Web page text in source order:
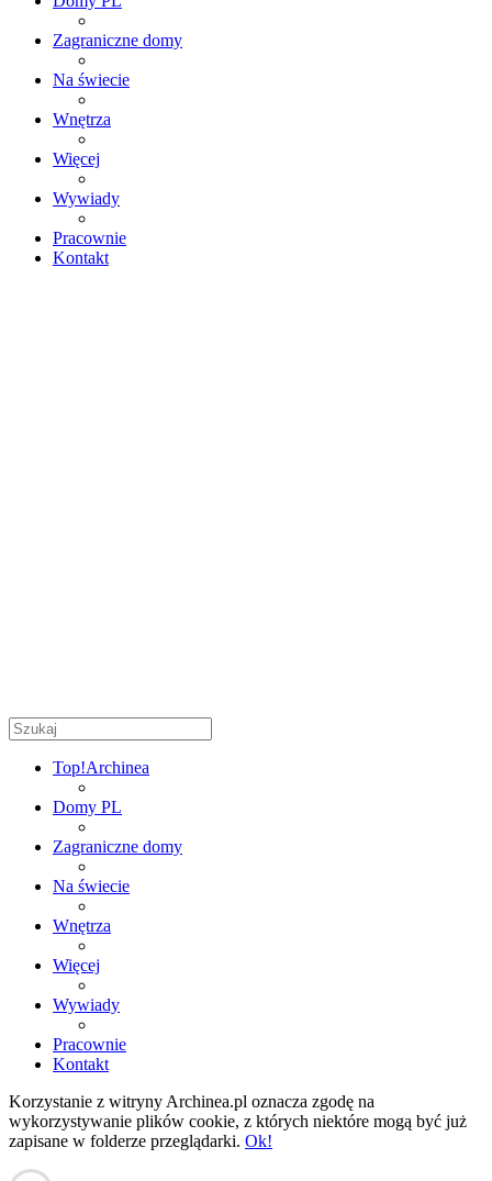
Zagraniczne domy
Na świecie
Wnętrza
Więcej
Wywiady
Pracownie
Kontakt
Top!Archinea
Domy PL
Zagraniczne domy
Na świecie
Wnętrza
Więcej
Wywiady
Pracownie
Kontakt
Korzystanie z witryny Archinea.pl oznacza zgodę na
wykorzystywanie plików cookie, z których niektóre mogą być już
zapisane w folderze przeglądarki. Ok!